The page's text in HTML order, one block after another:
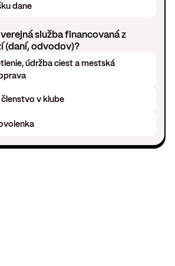
dane
služba financovaná z
(daní, odvodov)?
údržba ciest a mestská
členstvo v klube